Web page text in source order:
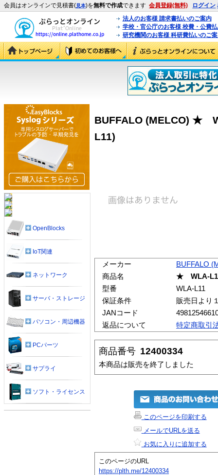
会員はオンラインで見積書(見本)を無料で作成できます 会員登録(無料) ログイン
法人のお客様 請求書払いのご案内
学校・官公庁のお客様 校費・公費
研究機関のお客様 科研費払いのご
BUFFALO (MELCO) ★
L11)
メーカー
BUFFALO
商品名
★ WLA-
型番
WLA-L11
保証条件
販売日より
JANコード
返品について
特定商取引
商品番号 12400334
本商品は販売を終了しました
このページを印刷する
メールでURLを送る
お気に入りに追加する
このページのURL
https://plth.me/12400334
OpenBlocks
IoT関連
ネットワーク
サーバ・ストレージ
パソコン・周辺機器
PCパーツ
サプライ
ソフト・ライセンス